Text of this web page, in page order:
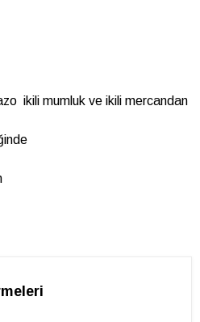
ikili mumluk ve ikili mercandan